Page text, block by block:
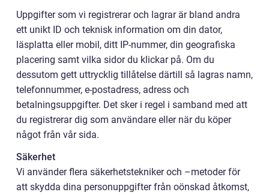
Uppgifter som vi registrerar och lagrar är bland andra
ett unikt ID och teknisk information om din dator,
läsplatta eller mobil, ditt IP-nummer, din geografiska
placering samt vilka sidor du klickar på. Om du
dessutom gett uttrycklig tillåtelse därtill så lagras namn,
telefonnummer, e-postadress, adress och
betalningsuppgifter. Det sker i regel i samband med att
du registrerar dig som användare eller när du köper
något från vår sida.
Säkerhet
Vi använder flera säkerhetstekniker och –metoder för
att skydda dina personuppgifter från oönskad åtkomst,